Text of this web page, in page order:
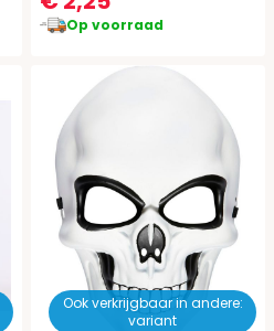
Op voorraad
Ook verkrijgbaar in andere:
variant